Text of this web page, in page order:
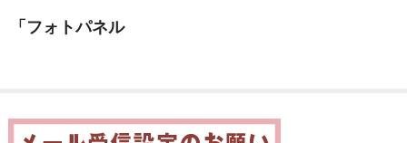
CrossPicについて
「フォトパネル